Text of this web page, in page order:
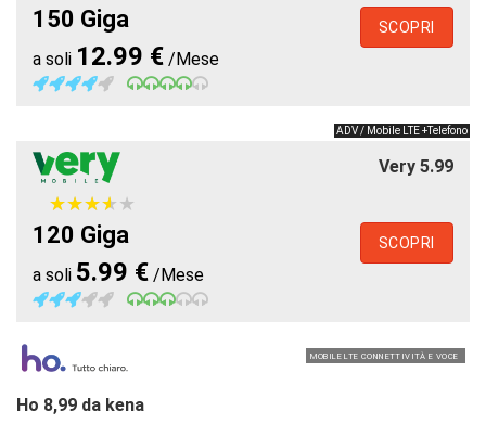
150 Giga
a soli 12.99 € /Mese
SCOPRI
ADV / Mobile LTE +Telefono
Very 5.99
★★★★★
★★★★★
120 Giga
a soli 5.99 € /Mese
SCOPRI
MOBILE LTE CONNETTIVITÀ E VOCE
Ho 8,99 da kena